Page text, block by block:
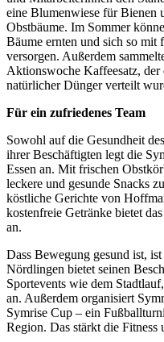
eine Blumenwiese für Bienen
Obstbäume. Im Sommer
Bäume ernten und sich so mit
versorgen. Außerdem
Aktionswoche Kaffeesatz, der
natürlicher Dünger verteilt
Für ein zufriedenes Team
Sowohl auf die Gesundheit
ihrer Beschäftigten legt die
Essen an. Mit frischen
leckere und gesunde Snacks
köstliche Gerichte von
kostenfreie Getränke bietet
an.
Dass Bewegung gesund ist,
Nördlingen bietet seinen
Sportevents wie dem
an. Außerdem organisiert
Symrise Cup – ein
Region. Das stärkt die Fitness